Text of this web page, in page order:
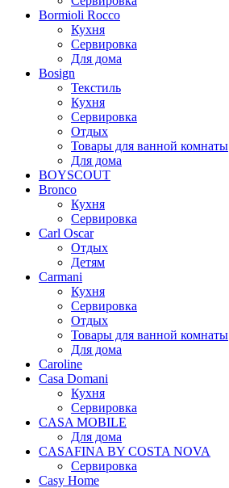
Bormioli Rocco
Кухня
Сервировка
Для дома
Bosign
Текстиль
Кухня
Сервировка
Отдых
Товары для ванной комнаты
Для дома
BOYSCOUT
Bronco
Кухня
Сервировка
Carl Oscar
Отдых
Детям
Carmani
Кухня
Сервировка
Отдых
Товары для ванной комнаты
Для дома
Caroline
Casa Domani
Кухня
Сервировка
CASA MOBILE
Для дома
CASAFINA BY COSTA NOVA
Сервировка
Casy Home